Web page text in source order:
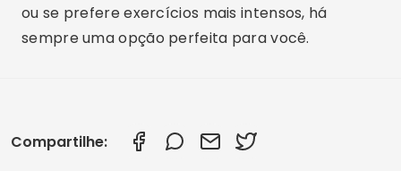
ou se prefere exercícios mais intensos, há
sempre uma opção perfeita para você.
Compartilhe: